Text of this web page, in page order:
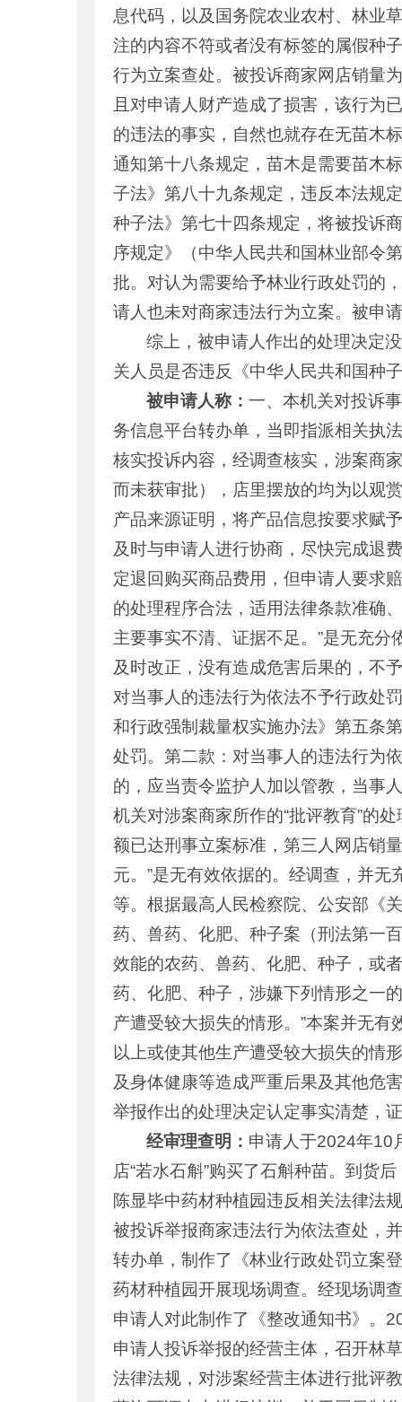
息代码，以及国务院农业农村、林业
注的内容不符或者没有标签的属假种
行为立案查处。被投诉商家网店销量
且对申请人财产造成了损害，该行为
的违法的事实，自然也就存在无苗木
通知第十八条规定，苗木是需要苗木
子法》第八十九条规定，违反本法规
种子法》第七十四条规定，将被投诉
序规定》（中华人民共和国林业部令
批。对认为需要给予林业行政处罚的
请人也未对商家违法行为立案。被申
综上，被申请人作出的处理决定
关人员是否违反《中华人民共和国种
被申请人称： 一、本机关对投诉
务信息平台转办单，当即指派相关执
核实投诉内容，经调查核实，涉案商
而未获审批），店里摆放的均为以观
产品来源证明，将产品信息按要求赋
及时与申请人进行协商，尽快完成退
定退回购买商品费用，但申请人要求
的处理程序合法，适用法律条款准确
主要事实不清、证据不足。”是无充
及时改正，没有造成危害后果的，不
对当事人的违法行为依法不予行政处
和行政强制裁量权实施办法》第五条
处罚。第二款：对当事人的违法行为
的，应当责令监护人加以管教，当事
机关对涉案商家所作的“批评教育”的
额已达刑事立案标准，第三人网店销
元。”是无有效依据的。经调查，并
等。根据最高人民检察院、公安部《
药、兽药、化肥、种子案（刑法第一
效能的农药、兽药、化肥、种子，或
药、化肥、种子，涉嫌下列情形之一
产遭受较大损失的情形。”本案并无
以上或使其他生产遭受较大损失的情
及身体健康等造成严重后果及其他危
举报作出的处理决定认定事实清楚，
经审理查明： 申请人于2024年10
店“若水石斛”购买了石斛种苗。到货
陈显毕中药材种植园违反相关法律法
被投诉举报商家违法行为依法查处，
转办单，制作了《林业行政处罚立案
药材种植园开展现场调查。经现场调
申请人对此制作了《整改通知书》。
申请人投诉举报的经营主体，召开林
法律法规，对涉案经营主体进行批评